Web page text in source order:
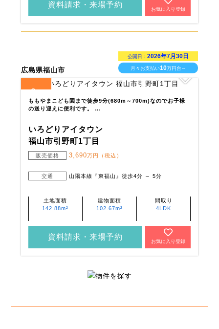
資料請求・来場予約
お気に入り登録
広島県福山市
公開日：2026年7月30日
月々お支払い10万円台～
3
ももやまこども園まで徒歩9分(680m～700m)なのでお子様
の送り迎えに便利です。 …
いろどりアイタウン
福山市引野町1丁目
販売価格 3,690万円（税込）
交通 山陽本線『東福山』徒歩4分 ～ 5分
土地面積
142.88m²
建物面積
102.67m²
間取り
4LDK
資料請求・来場予約
お気に入り登録